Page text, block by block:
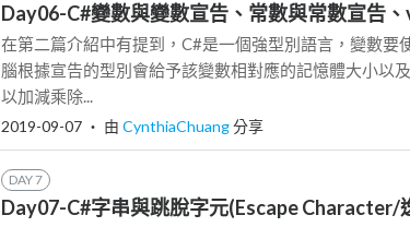
Day06-C#變數與變數宣告、常數與常數宣告
在第二篇介紹中有提到，C#是一個強型別語言，變數要
腦根據宣告的型別會給予該變數相對應的記憶體大小以
以加減乘除...
2019-09-07 ‧ 由 CynthiaChuang分享
DAY 7
Day07-C#字串與跳脫字元(Escape Character/